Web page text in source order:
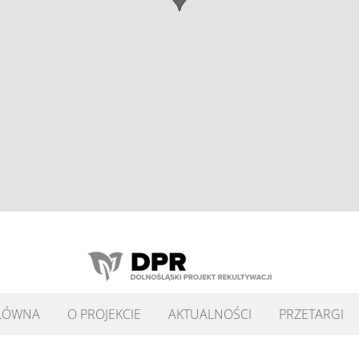
O PROJEKCIE AKTUALNOŚCI PRZETARGI